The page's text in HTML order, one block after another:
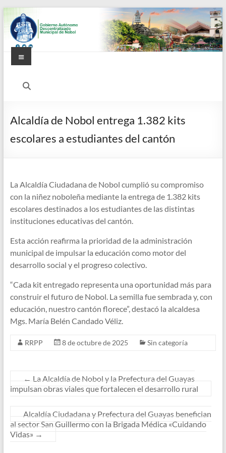
Saltar
al
contenido
Alcaldía
de
Nobol
Menú
Alcaldía de Nobol entrega 1.382 kits
escolares a estudiantes del cantón
La Alcaldía Ciudadana de Nobol cumplió su compromiso
con la niñez noboleña mediante la entrega de 1.382 kits
escolares destinados a los estudiantes de las distintas
instituciones educativas del cantón.
Esta acción reafirma la prioridad de la administración
municipal de impulsar la educación como motor del
desarrollo social y el progreso colectivo.
“Cada kit entregado representa una oportunidad más para
construir el futuro de Nobol. La semilla fue sembrada y, con
educación, nuestro cantón florece”, destacó la alcaldesa
Mgs. María Belén Candado Véliz.
RRPP 8 de octubre de 2025 Sin categoría
← La Alcaldía de Nobol y la Prefectura del Guayas
impulsan obras viales que fortalecen el desarrollo rural
Alcaldía Ciudadana y Prefectura del Guayas benefician
al sector San Guillermo con la Brigada Médica «Cuidando
Vidas» →